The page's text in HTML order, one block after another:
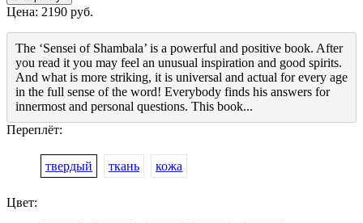
Цена: 2190 руб.
The ‘Sensei of Shambala’ is a powerful and positive book. After
you read it you may feel an unusual inspiration and good spirits.
And what is more striking, it is universal and actual for every age
in the full sense of the word! Everybody finds his answers for
innermost and personal questions. This book...
Переплёт:
твердый ткань кожа
Цвет: